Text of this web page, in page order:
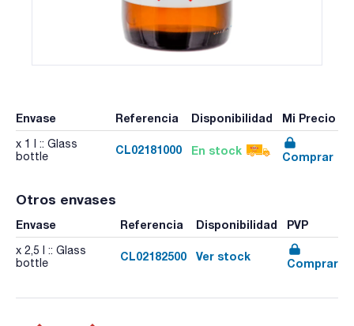
Envase Referencia Disponibilidad Mi Precio
x 1 l :: Glass
bottle
CL02181000 En stock Comprar
Otros envases
Envase Referencia Disponibilidad PVP
x 2,5 l :: Glass
bottle
CL02182500 Ver stock
Comprar